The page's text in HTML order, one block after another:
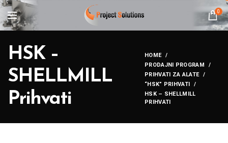
0
HSK –
SHELLMILL
Prihvati
HOME
PRODAJNI PROGRAM
PRIHVATI ZA ALATE
“HSK” PRIHVATI
HSK – SHELLMILL
PRIHVATI